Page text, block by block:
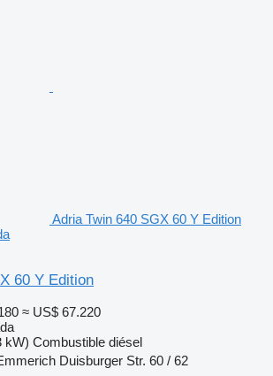
Adria Twin 640 SGX 60 Y Edition
60 Y Edition
≈ US$ 67.220
kW) Combustible diésel
Duisburger Str. 60 / 62